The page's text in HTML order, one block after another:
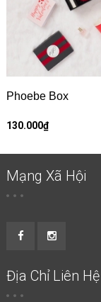
Phoebe Box
130.000₫
Mạng Xã Hội
Địa Chỉ Liên Hệ